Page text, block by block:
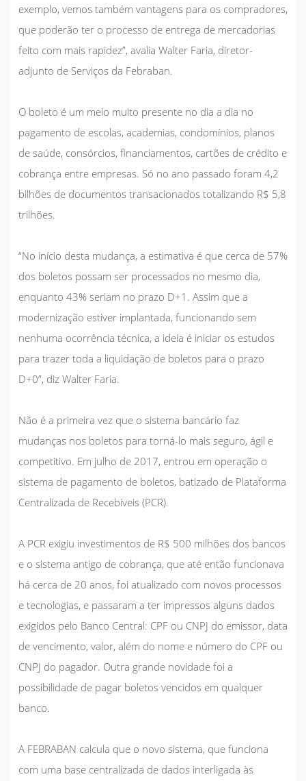
exemplo, vemos também vantagens para os compradores,
que poderão ter o processo de entrega de mercadorias
feito com mais rapidez”, avalia Walter Faria, diretor-
adjunto de Serviços da Febraban.
O boleto é um meio muito presente no dia a dia no
pagamento de escolas, academias, condomínios, planos
de saúde, consórcios, financiamentos, cartões de crédito e
cobrança entre empresas. Só no ano passado foram 4,2
bilhões de documentos transacionados totalizando R$ 5,8
trilhões.
“No início desta mudança, a estimativa é que cerca de 57%
dos boletos possam ser processados no mesmo dia,
enquanto 43% seriam no prazo D+1. Assim que a
modernização estiver implantada, funcionando sem
nenhuma ocorrência técnica, a ideia é iniciar os estudos
para trazer toda a liquidação de boletos para o prazo
D+0”, diz Walter Faria.
Não é a primeira vez que o sistema bancário faz
mudanças nos boletos para torná-lo mais seguro, ágil e
competitivo. Em julho de 2017, entrou em operação o
sistema de pagamento de boletos, batizado de Plataforma
Centralizada de Recebíveis (PCR).
A PCR exigiu investimentos de R$ 500 milhões dos bancos
e o sistema antigo de cobrança, que até então funcionava
há cerca de 20 anos, foi atualizado com novos processos
e tecnologias, e passaram a ter impressos alguns dados
exigidos pelo Banco Central: CPF ou CNPJ do emissor, data
de vencimento, valor, além do nome e número do CPF ou
CNPJ do pagador. Outra grande novidade foi a
possibilidade de pagar boletos vencidos em qualquer
banco.
A FEBRABAN calcula que o novo sistema, que funciona
com uma base centralizada de dados interligada às